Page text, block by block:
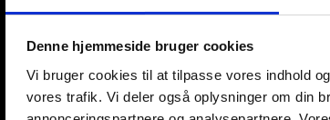
Denne hjemmeside bruger cookies
Vi bruger cookies til at tilpasse vores indhold
vores trafik. Vi deler også oplysninger om din